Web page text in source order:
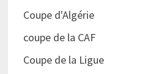
Coupe d'Algérie
coupe de la CAF
Coupe de la Ligue